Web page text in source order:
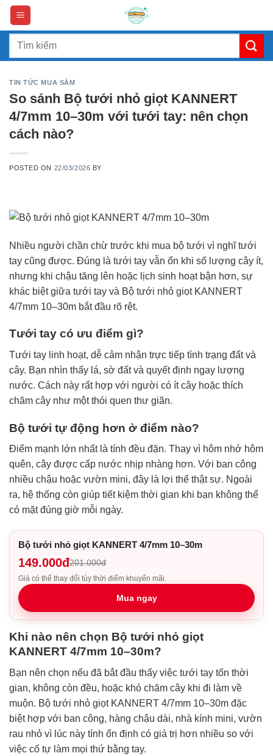
Skip
content
Search
TIN TỨC MUA SẮM
So sánh Bộ tưới nhỏ giọt KANNERT
4/7mm 10–30m với tưới tay: nên chọn
cách nào?
POSTED ON 22/03/2026 BY
Nhiều người chần chừ trước khi mua bộ tưới vì nghĩ tưới
tay cũng được. Đúng là tưới tay vẫn ổn khi số lượng cây ít,
nhưng khi chậu tăng lên hoặc lịch sinh hoạt bận hơn, sự
khác biệt giữa tưới tay và Bộ tưới nhỏ giọt KANNERT
4/7mm 10–30m bắt đầu rõ rệt.
Tưới tay có ưu điểm gì?
Tưới tay linh hoạt, dễ cảm nhận trực tiếp tình trạng đất và
cây. Bạn nhìn thấy lá, sờ đất và quyết định ngay lượng
nước. Cách này rất hợp với người có ít cây hoặc thích
chăm cây như một thói quen thư giãn.
Bộ tưới tự động hơn ở điểm nào?
Điểm mạnh lớn nhất là tính đều đặn. Thay vì hôm nhớ hôm
quên, cây được cấp nước nhịp nhàng hơn. Với ban công
nhiều chậu hoặc vườn mini, đây là lợi thế thật sự. Ngoài
ra, hệ thống còn giúp tiết kiệm thời gian khi bạn không thể
có mặt đúng giờ mỗi ngày.
Bộ tưới nhỏ giọt KANNERT 4/7mm 10–30m
149.000đ201.000đ
Giá có thể thay đổi tùy thời điểm khuyến mãi.
Mua ngay
Khi nào nên chọn Bộ tưới nhỏ giọt
KANNERT 4/7mm 10–30m?
Bạn nên chọn nếu đã bắt đầu thấy việc tưới tay tốn thời
gian, không còn đều, hoặc khó chăm cây khi đi làm về
muộn. Bộ tưới nhỏ giọt KANNERT 4/7mm 10–30m đặc
biệt hợp với ban công, hàng chậu dài, nhà kính mini, vườn
rau nhỏ vì lúc này tính ổn định có giá trị hơn nhiều so với
việc cố tự làm mọi thứ bằng tay.